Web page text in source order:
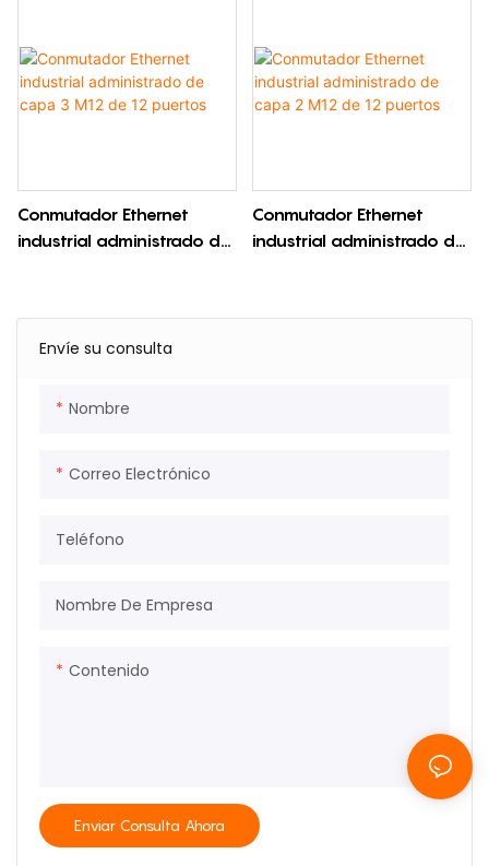
Envíe su consulta
Nombre
Correo Electrónico
Teléfono
Nombre De Empresa
Contenido
Enviar Consulta Ahora
Conmutador Ethernet
industrial administrado de
Conmutador Ethernet
industrial administrado de